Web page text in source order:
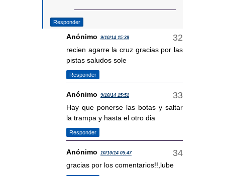
Responder
Anónimo 9/10/14 15:39
recien agarre la cruz gracias por las
pistas saludos sole
Responder
Anónimo 9/10/14 15:51
Hay que ponerse las botas y saltar
la trampa y hasta el otro dia
Responder
Anónimo 10/10/14 05:47
gracias por los comentarios!!,lube